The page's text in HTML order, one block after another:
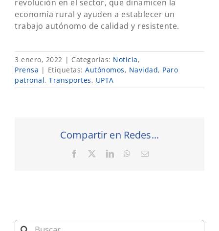
revolución en el sector, que dinamicen la
economía rural y ayuden a establecer un
trabajo autónomo de calidad y resistente.
3 enero, 2022 | Categorías: Noticia,
Prensa | Etiquetas: Autónomos, Navidad, Paro
patronal, Transportes, UPTA
Compartir en Redes...
Facebook LinkedInWhatsApp
Correo
Buscar: